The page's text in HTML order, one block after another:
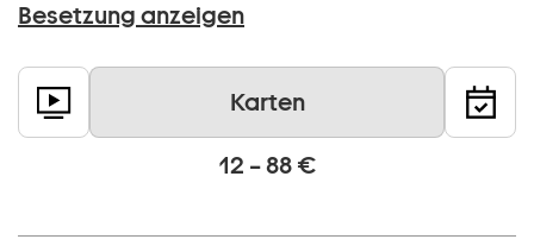
Besetzung anzeigen
Karten
12 – 88 €